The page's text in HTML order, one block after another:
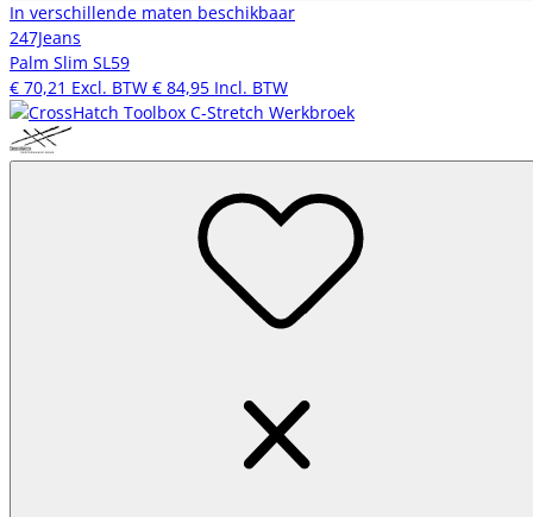
In verschillende maten beschikbaar
247Jeans
Palm Slim SL59
€ 70,21 Excl. BTW € 84,95 Incl. BTW